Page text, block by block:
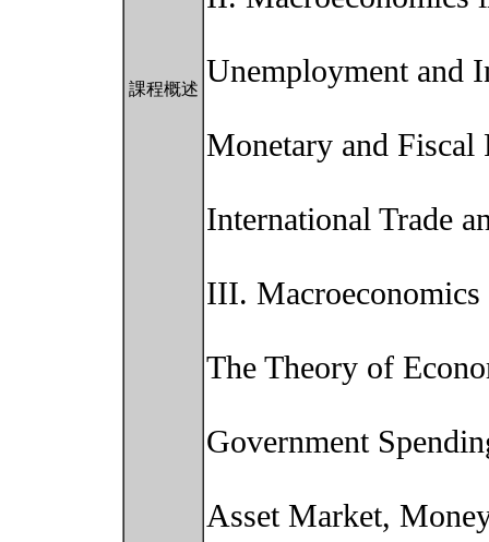
課程概述 Unemployment and
Monetary and Fiscal
International Trade
III.
The Theory of
Government
Asset Market,